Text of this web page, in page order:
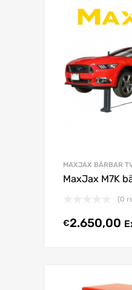
MAXJAX BÄRBAR
MaxJax M7K
(0
€2.650,00